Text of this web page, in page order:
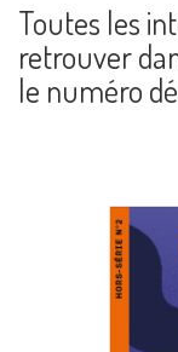
Toutes les
retrouver
le numéro